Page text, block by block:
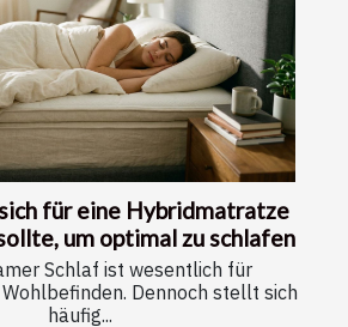
für eine Hybridmatratze
um optimal zu schlafen
Schlaf ist wesentlich für
Dennoch stellt sich
häufig...